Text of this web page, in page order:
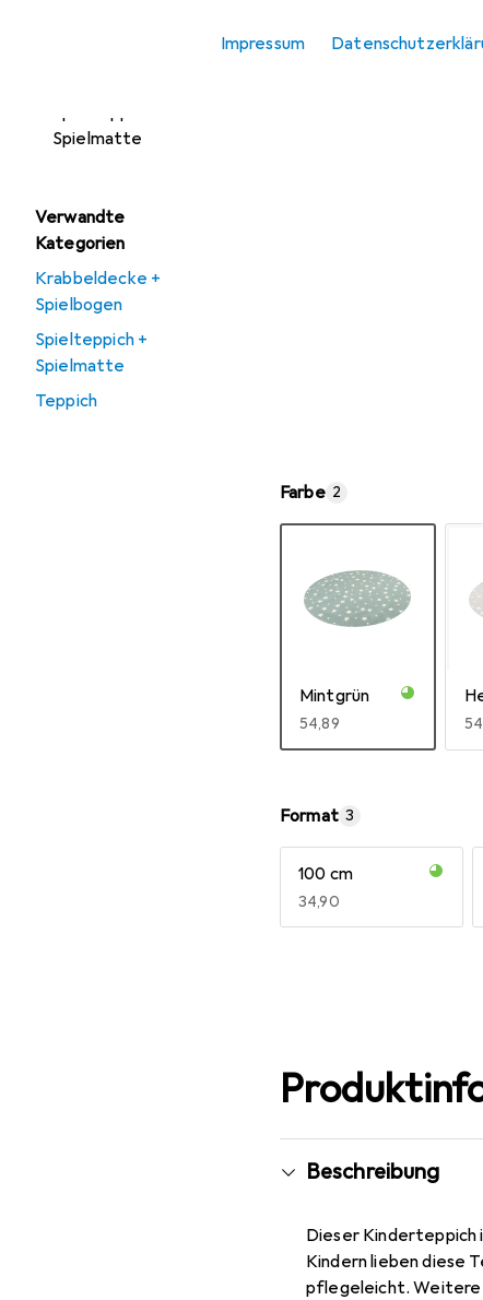
Impressum
Spielteppich +
Spielmatte
Verwandte
Kategorien
Krabbeldecke +
Spielbogen
Spielteppich +
Spielmatte
Teppich
Farbe 2
Mintgrün
EUR
54,89
Format 3
100 cm
EUR
34,90
Beschreibung
Dieser Kinderteppich
Kindern lieben diese
pflegeleicht. Weitere